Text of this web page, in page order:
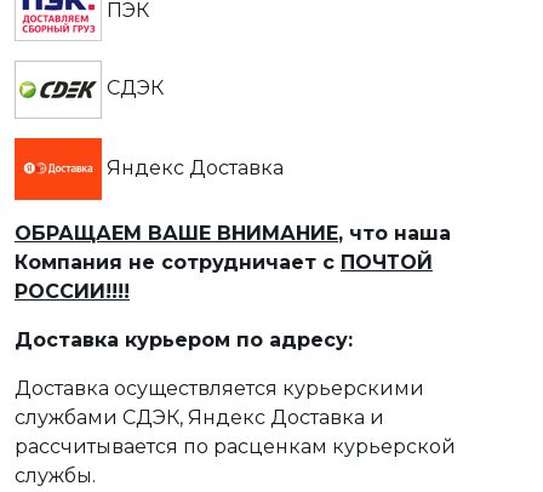
ПЭК
СДЭК
Яндекс Доставка
ОБРАЩАЕМ ВАШЕ ВНИМАНИЕ, что наша
Компания не сотрудничает с ПОЧТОЙ
РОССИИ!!!!
Доставка курьером по адресу:
Доставка осуществляется курьерскими
службами СДЭК, Яндекс Доставка и
рассчитывается по расценкам курьерской
службы.